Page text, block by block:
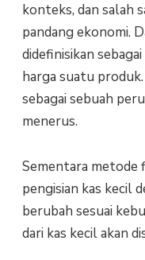
konteks, dan salah
pandang ekonomi.
didefinisikan
harga suatu
sebagai sebuah
menerus.
Sementara metode
pengisian kas kecil
berubah sesuai
dari kas kecil akan